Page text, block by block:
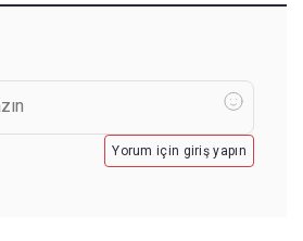
Yorum için giriş yapın